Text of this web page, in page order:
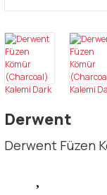
Derwent
Derwent Füzen